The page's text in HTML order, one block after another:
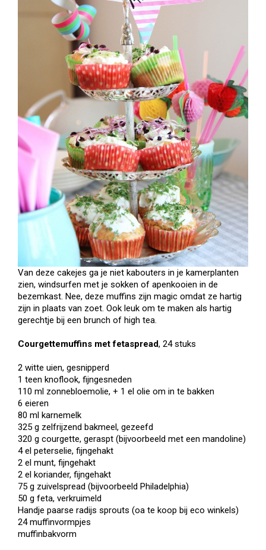
Van deze cakejes ga je niet kabouters in je kamerplanten
zien, windsurfen met je sokken of apenkooien in de
bezemkast. Nee, deze muffins zijn magic omdat ze hartig
zijn in plaats van zoet. Ook leuk om te maken als hartig
gerechtje bij een brunch of high tea.
Courgettemuffins met fetaspread, 24 stuks
2 witte uien, gesnipperd
1 teen knoflook, fijngesneden
110 ml zonnebloemolie, + 1 el olie om in te bakken
6 eieren
80 ml karnemelk
325 g zelfrijzend bakmeel, gezeefd
320 g courgette, geraspt (bijvoorbeeld met een mandoline)
4 el peterselie, fijngehakt
2 el munt, fijngehakt
2 el koriander, fijngehakt
75 g zuivelspread (bijvoorbeeld Philadelphia)
50 g feta, verkruimeld
Handje paarse radijs sprouts (oa te koop bij eco winkels)
24 muffinvormpjes
muffinbakvorm